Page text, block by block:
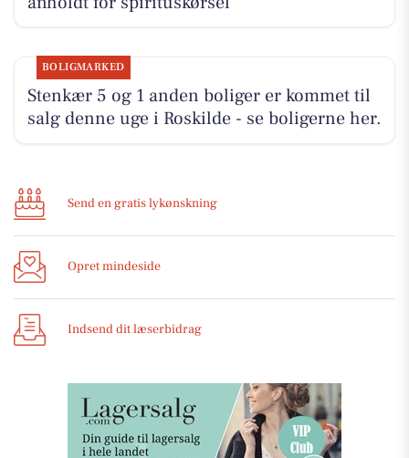
BOLIGMARKED
Stenkær 5 og 1 anden boliger er kommet til
salg denne uge i Roskilde - se boligerne her.
Send en gratis lykønskning
Opret mindeside
Indsend dit læserbidrag